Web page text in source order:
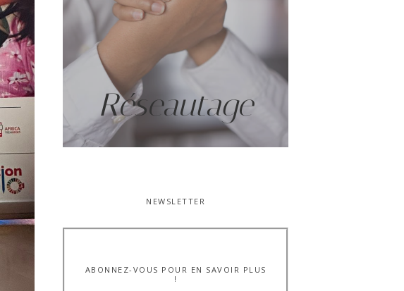
Réseautage
NEWSLETTER
ABONNEZ-VOUS POUR EN SAVOIR PLUS
!